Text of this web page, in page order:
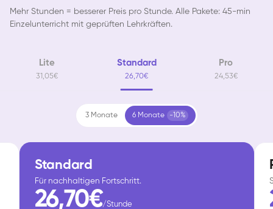
Mehr Stunden = besserer Preis pro Stunde. Alle Pakete: 45-min
Einzelunterricht mit geprüften Lehrkräften.
Lite
31,05€
Standard
26,70€
Pro
24,53€
3 Monate 6 Monate -10%
Standard
Für nachhaltigen Fortschritt.
26,70€/Stunde